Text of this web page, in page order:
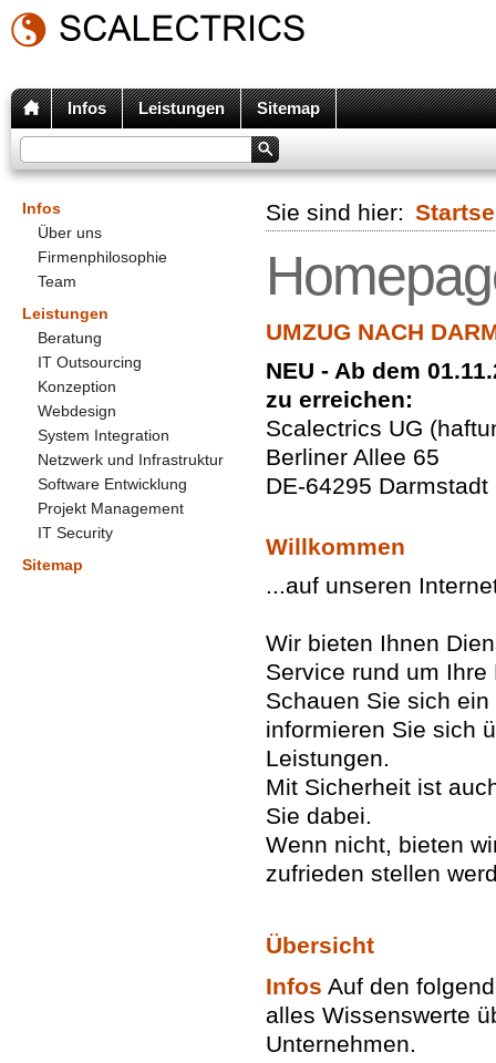
Infos Leistungen Sitemap
Infos
Über uns
Firmenphilosophie
Team
Leistungen
Beratung
IT Outsourcing
Konzeption
Webdesign
System Integration
Netzwerk und Infrastruktur
Software Entwicklung
Projekt Management
IT Security
Sitemap
Sie sind hier:
UMZUG NACH
NEU - Ab dem
zu erreichen:
Scalectrics UG
Berliner Allee 65
DE-64295 Darmstadt
Willkommen
...auf unseren
Wir bieten Ihnen
Service rund um Ihre
Schauen Sie sich
informieren Sie sich
Leistungen.
Mit Sicherheit ist
Sie dabei.
Wenn nicht, bieten
zufrieden stellen
Übersicht
Infos Auf den
alles Wissenswerte
Unternehmen.